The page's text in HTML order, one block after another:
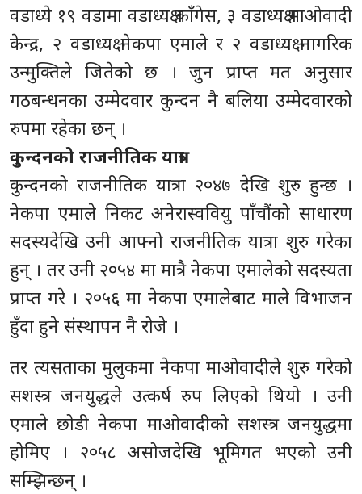
वडाध्ये १९ वडामा वडाध्यक्ष काँगेस, ३ वडाध्यक्ष माओवादी
केन्द्र, २ वडाध्यक्ष नेकपा एमाले र २ वडाध्यक्ष नागरिक
उन्मुक्तिले जितेको छ । जुन प्राप्त मत अनुसार
गठबन्धनका उम्मेदवार कुन्दन नै बलिया उम्मेदवारको
रुपमा रहेका छन् ।
कुन्दनको राजनीतिक यात्रा
कुन्दनको राजनीतिक यात्रा २०४७ देखि शुरु हुन्छ ।
नेकपा एमाले निकट अनेरास्ववियु पाँचौंको साधारण
सदस्यदेखि उनी आफ्नो राजनीतिक यात्रा शुरु गरेका
हुन् । तर उनी २०५४ मा मात्रै नेकपा एमालेको सदस्यता
प्राप्त गरे । २०५६ मा नेकपा एमालेबाट माले विभाजन
हुँदा हुने संस्थापन नै रोजे ।
तर त्यसताका मुलुकमा नेकपा माओवादीले शुरु गरेको
सशस्त्र जनयुद्धले उत्कर्ष रुप लिएको थियो । उनी
एमाले छोडी नेकपा माओवादीको सशस्त्र जनयुद्धमा
होमिए । २०५८ असोजदेखि भूमिगत भएको उनी
सम्झिन्छन् ।